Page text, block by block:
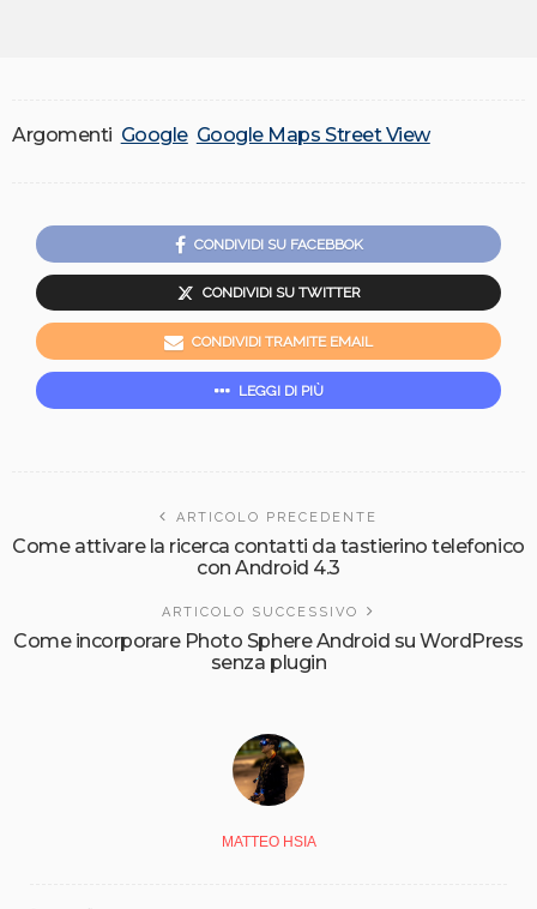
Argomenti Google Google Maps Street View
CONDIVIDI SU FACEBBOK
CONDIVIDI SU TWITTER
CONDIVIDI TRAMITE EMAIL
LEGGI DI PIÙ
ARTICOLO PRECEDENTE
Come attivare la ricerca contatti da tastierino telefonico
con Android 4.3
ARTICOLO SUCCESSIVO
Come incorporare Photo Sphere Android su WordPress
senza plugin
MATTEO HSIA